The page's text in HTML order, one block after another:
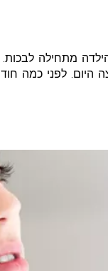
מתחילה לבכות.
לפני כמה